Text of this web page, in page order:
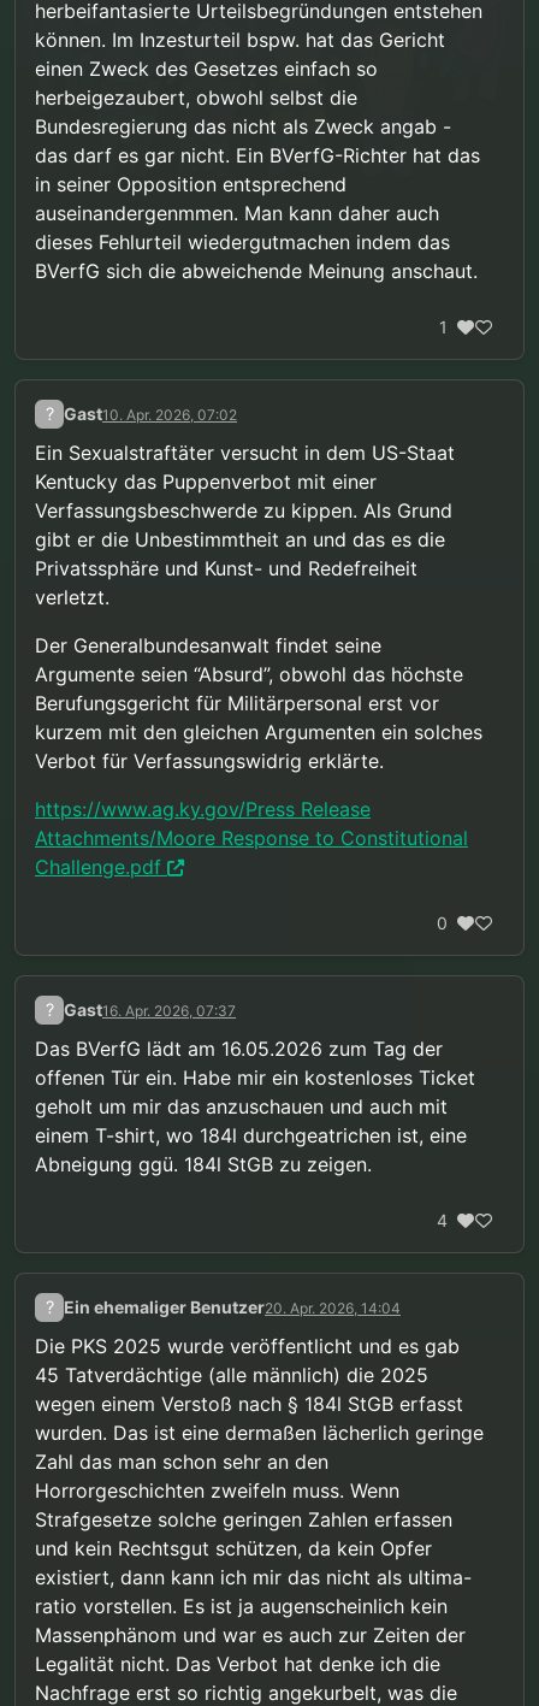
herbeifantasierte Urteilsbegründungen entstehen
können. Im Inzesturteil bspw. hat das Gericht
einen Zweck des Gesetzes einfach so
herbeigezaubert, obwohl selbst die
Bundesregierung das nicht als Zweck angab -
das darf es gar nicht. Ein BVerfG-Richter hat das
in seiner Opposition entsprechend
auseinandergenmmen. Man kann daher auch
dieses Fehlurteil wiedergutmachen indem das
BVerfG sich die abweichende Meinung anschaut.
1
? Gast10. Apr. 2026, 07:02
Ein Sexualstraftäter versucht in dem US-Staat
Kentucky das Puppenverbot mit einer
Verfassungsbeschwerde zu kippen. Als Grund
gibt er die Unbestimmtheit an und das es die
Privatssphäre und Kunst- und Redefreiheit
verletzt.
Der Generalbundesanwalt findet seine
Argumente seien “Absurd”, obwohl das höchste
Berufungsgericht für Militärpersonal erst vor
kurzem mit den gleichen Argumenten ein solches
Verbot für Verfassungswidrig erklärte.
https://www.ag.ky.gov/Press Release
Attachments/Moore Response to Constitutional
Challenge.pdf
0
? Gast16. Apr. 2026, 07:37
Das BVerfG lädt am 16.05.2026 zum Tag der
offenen Tür ein. Habe mir ein kostenloses Ticket
geholt um mir das anzuschauen und auch mit
einem T-shirt, wo 184l durchgeatrichen ist, eine
Abneigung ggü. 184l StGB zu zeigen.
4
? Ein ehemaliger Benutzer20. Apr. 2026, 14:04
Die PKS 2025 wurde veröffentlicht und es gab
45 Tatverdächtige (alle männlich) die 2025
wegen einem Verstoß nach § 184l StGB erfasst
wurden. Das ist eine dermaßen lächerlich geringe
Zahl das man schon sehr an den
Horrorgeschichten zweifeln muss. Wenn
Strafgesetze solche geringen Zahlen erfassen
und kein Rechtsgut schützen, da kein Opfer
existiert, dann kann ich mir das nicht als ultima-
ratio vorstellen. Es ist ja augenscheinlich kein
Massenphänom und war es auch zur Zeiten der
Legalität nicht. Das Verbot hat denke ich die
Nachfrage erst so richtig angekurbelt, was die